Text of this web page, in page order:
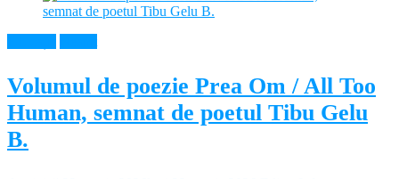
Volumul de poezie Prea Om / All Too
Human, semnat de poetul Tibu Gelu
B.